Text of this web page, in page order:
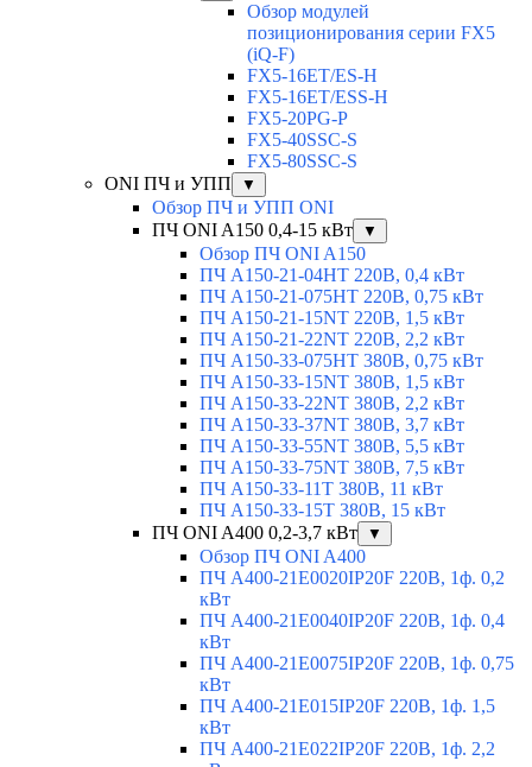
Обзор модулей
позиционирования серии FX5
(iQ-F)
FX5-16ET/ES-H
FX5-16ET/ESS-H
FX5-20PG-P
FX5-40SSC-S
FX5-80SSC-S
ONI ПЧ и УПП
▼
Обзор ПЧ и УПП ONI
ПЧ ONI A150 0,4-15 кВт
▼
Обзор ПЧ ONI A150
ПЧ A150-21-04HT 220В, 0,4 кВт
ПЧ A150-21-075HT 220В, 0,75 кВт
ПЧ A150-21-15NT 220В, 1,5 кВт
ПЧ A150-21-22NT 220В, 2,2 кВт
ПЧ A150-33-075HT 380В, 0,75 кВт
ПЧ A150-33-15NT 380В, 1,5 кВт
ПЧ A150-33-22NT 380В, 2,2 кВт
ПЧ A150-33-37NT 380В, 3,7 кВт
ПЧ A150-33-55NT 380В, 5,5 кВт
ПЧ A150-33-75NT 380В, 7,5 кВт
ПЧ A150-33-11T 380В, 11 кВт
ПЧ A150-33-15T 380В, 15 кВт
ПЧ ONI A400 0,2-3,7 кВт
▼
Обзор ПЧ ONI A400
ПЧ A400-21E0020IP20F 220В, 1ф. 0,2
кВт
ПЧ A400-21E0040IP20F 220В, 1ф. 0,4
кВт
ПЧ A400-21E0075IP20F 220В, 1ф. 0,75
кВт
ПЧ A400-21E015IP20F 220В, 1ф. 1,5
кВт
ПЧ A400-21E022IP20F 220В, 1ф. 2,2